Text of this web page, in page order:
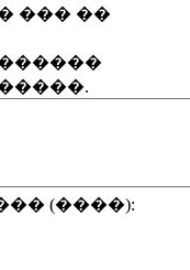
��� ��
(����):